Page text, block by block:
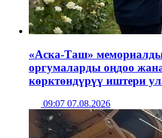
«Аска-Таш»
оргумаларды оңдоо
көрктөндүрүү иштери
09:07 07.08.2026